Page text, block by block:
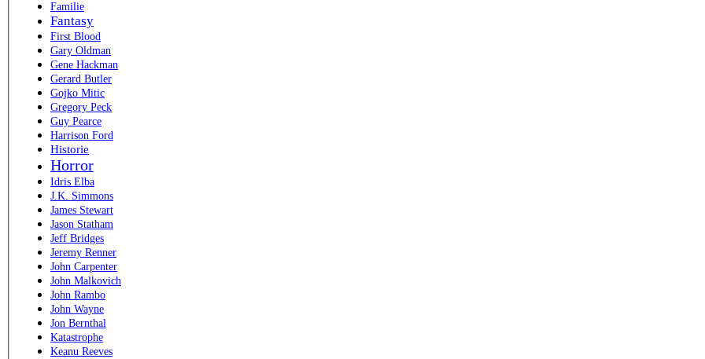
Familie
Fantasy
First Blood
Gary Oldman
Gene Hackman
Gerard Butler
Gojko Mitic
Gregory Peck
Guy Pearce
Harrison Ford
Historie
Horror
Idris Elba
J.K. Simmons
James Stewart
Jason Statham
Jeff Bridges
Jeremy Renner
John Carpenter
John Malkovich
John Rambo
John Wayne
Jon Bernthal
Katastrophe
Keanu Reeves